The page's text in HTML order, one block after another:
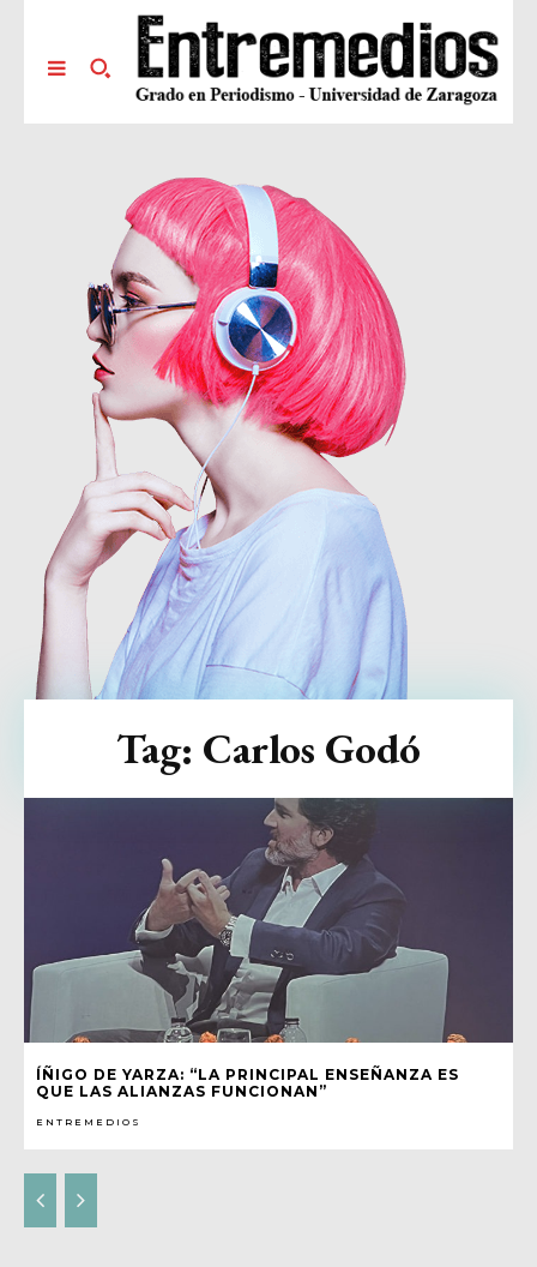
ÍÑIGO DE YARZA: “LA PRINCIPAL ENSEÑANZA ES
QUE LAS ALIANZAS FUNCIONAN”
ENTREMEDIOS
Tag: Carlos Godó